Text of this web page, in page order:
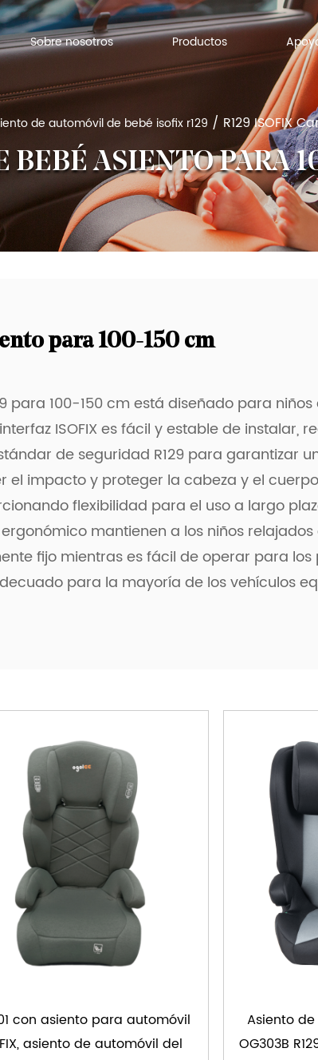
Sobre nosotros Productos
de automóvil de bebé isofix r129 / R129 ISOFIX
BEBÉ ASIENTO PARA
para 100-150 cm
para 100-150 cm está diseñado para
ISOFIX es fácil y estable de
de seguridad R129 para garantizar
impacto y proteger la cabeza y el
flexibilidad para el uso a largo
mantienen a los niños
fijo mientras es fácil de operar para
para la mayoría de los vehículos
con asiento para automóvil
asiento de automóvil del
Asiento
OG303B